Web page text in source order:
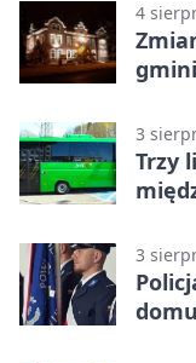
4
3
Trzy
3